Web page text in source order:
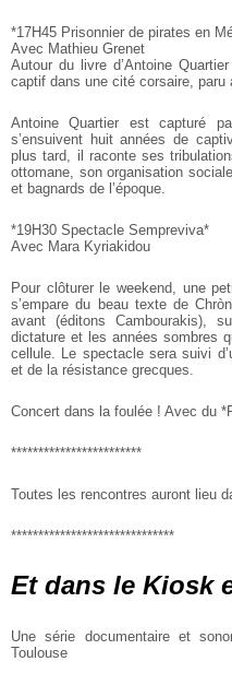
*17H45 Prisonnier de pirates en
Avec Mathieu Grenet
Autour du livre d’Antoine
captif dans une cité corsaire, paru
Antoine Quartier est capturé
s’ensuivent huit années de
plus tard, il raconte ses
ottomane, son organisation
et bagnards de l’époque.
*19H30 Spectacle Sempreviva*
Avec Mara Kyriakidou
Pour clôturer le weekend, une
s’empare du beau texte de
avant (éditons Cambourakis),
dictature et les années sombres
cellule. Le spectacle sera suivi
et de la résistance grecques.
Concert dans la foulée ! Avec du
************************
Toutes les rencontres auront lieu
******************************
Et dans le Kiosk
Une série documentaire et
Toulouse